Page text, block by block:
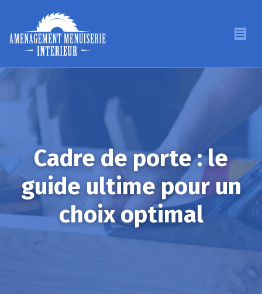
Cadre de porte : le
guide ultime pour un
choix optimal